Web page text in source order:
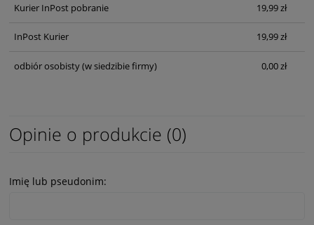
Kurier InPost pobranie 19,99 zł
InPost Kurier 19,99 zł
odbiór osobisty(w siedzibie firmy) 0,00 zł
Opinie o produkcie (0)
Imię lub pseudonim: